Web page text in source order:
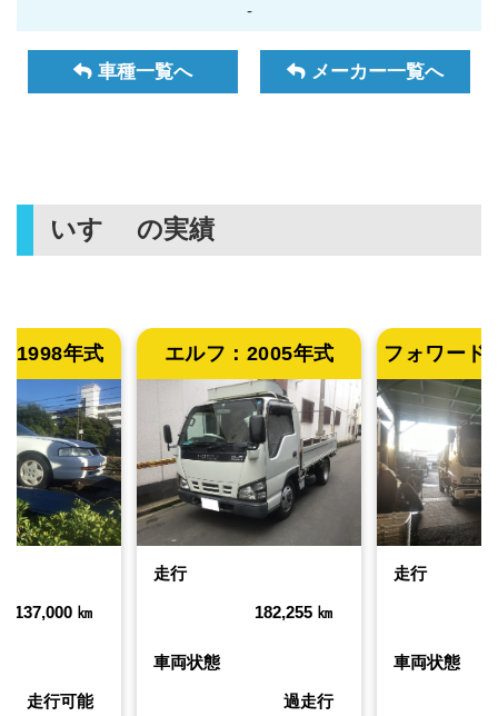
-
車種一覧へ メーカー一覧へ
いすゞ の実績
1998年式
137,000 ㎞
走行可能
エルフ： 2005年式
走行
182,255 ㎞
車両状態
過走行
フォワード
走行
車両状態